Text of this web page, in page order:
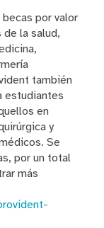
por valor
la salud,
también
estudiantes
en
y
Se
por un total
más